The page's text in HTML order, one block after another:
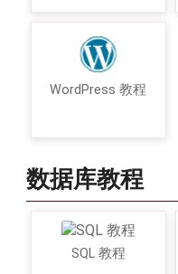
WordPress 教程
数据库教程
SQL 教程